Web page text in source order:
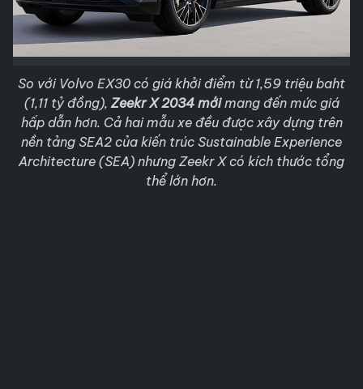
So với Volvo EX30 có giá khởi điểm từ 1,59 triệu baht
(1,11 tỷ đồng),Zeekr X 2034 mớimang đến mức giá
hấp dẫn hơn. Cả hai mẫu xe đều được xây dựng trên
nền tảng SEA2 của kiến trúc Sustainable Experience
Architecture (SEA) nhưng Zeekr X có kích thước tổng
thể lớn hơn.